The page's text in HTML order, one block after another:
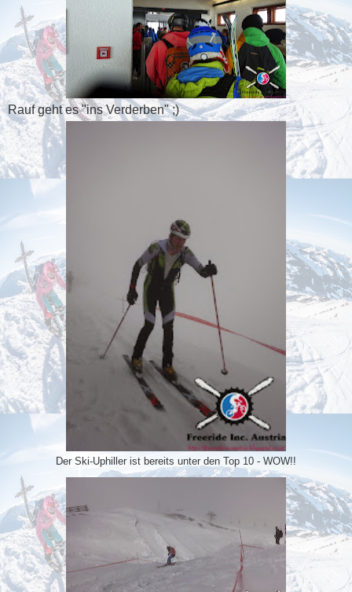
Rauf geht es "ins Verderben" ;)
Der Ski-Uphiller ist bereits unter den Top 10 - WOW!!